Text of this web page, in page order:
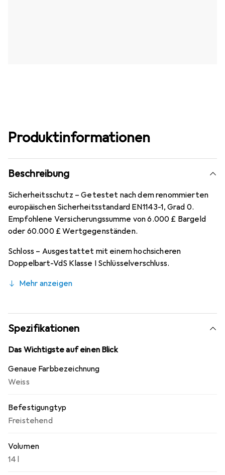
Produktinformationen
Beschreibung
Sicherheitsschutz – Getestet nach dem renommierten
europäischen Sicherheitsstandard EN1143-1, Grad 0.
Empfohlene Versicherungssumme von 6.000 £ Bargeld
oder 60.000 £ Wertgegenständen.
Schloss – Ausgestattet mit einem hochsicheren
Doppelbart-VdS Klasse I Schlüsselverschluss.
Mehr anzeigen
Spezifikationen
Das Wichtigste auf einen Blick
Genaue Farbbezeichnung
Weiss
Befestigungtyp
Freistehend
Volumen
14 l